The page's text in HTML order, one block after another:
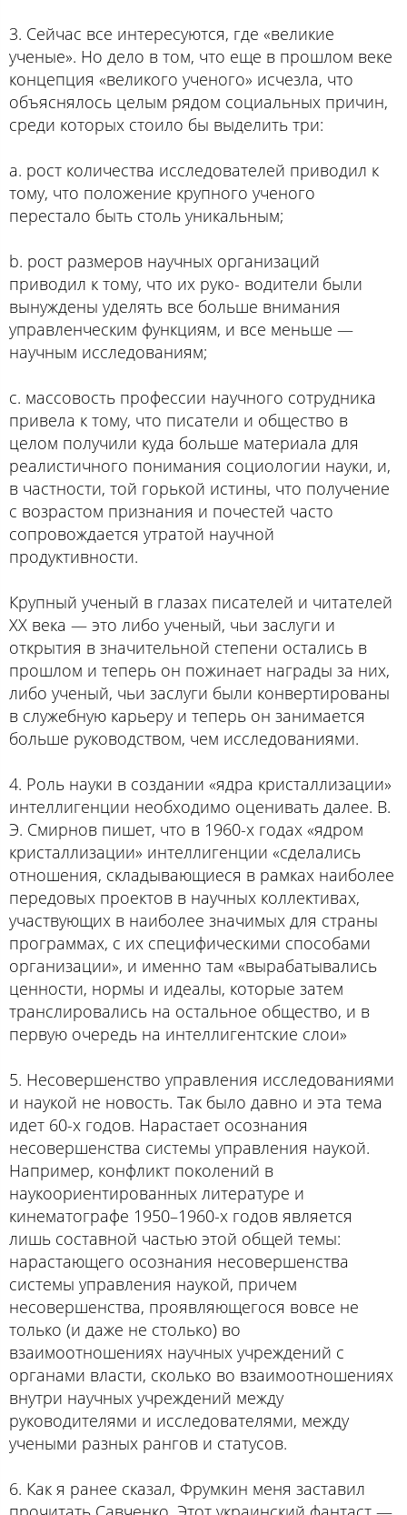
3. Сейчас все интересуются, где «великие
ученые». Но дело в том, что еще в прошлом веке
концепция «великого ученого» исчезла, что
объяснялось целым рядом социальных причин,
среди которых стоило бы выделить три:
a. рост количества исследователей приводил к
тому, что положение крупного ученого
перестало быть столь уникальным;
b. рост размеров научных организаций
приводил к тому, что их руко- водители были
вынуждены уделять все больше внимания
управленческим функциям, и все меньше —
научным исследованиям;
c. массовость профессии научного сотрудника
привела к тому, что писатели и общество в
целом получили куда больше материала для
реалистичного понимания социологии науки, и,
в частности, той горькой истины, что получение
с возрастом признания и почестей часто
сопровождается утратой научной
продуктивности.
Крупный ученый в глазах писателей и читателей
ХХ века — это либо ученый, чьи заслуги и
открытия в значительной степени остались в
прошлом и теперь он пожинает награды за них,
либо ученый, чьи заслуги были конвертированы
в служебную карьеру и теперь он занимается
больше руководством, чем исследованиями.
4. Роль науки в создании «ядра кристаллизации»
интеллигенции необходимо оценивать далее. В.
Э. Смирнов пишет, что в 1960-х годах «ядром
кристаллизации» интеллигенции «сделались
отношения, складывающиеся в рамках наиболее
передовых проектов в научных коллективах,
участвующих в наиболее значимых для страны
программах, с их специфическими способами
организации», и именно там «вырабатывались
ценности, нормы и идеалы, которые затем
транслировались на остальное общество, и в
первую очередь на интеллигентские слои»
5. Несовершенство управления исследованиями
и наукой не новость. Так было давно и эта тема
идет 60-х годов. Нарастает осознания
несовершенства системы управления наукой.
Например, конфликт поколений в
наукоориентированных литературе и
кинематографе 1950–1960-х годов является
лишь составной частью этой общей темы:
нарастающего осознания несовершенства
системы управления наукой, причем
несовершенства, проявляющегося вовсе не
только (и даже не столько) во
взаимоотношениях научных учреждений с
органами власти, сколько во взаимоотношениях
внутри научных учреждений между
руководителями и исследователями, между
учеными разных рангов и статусов.
6. Как я ранее сказал, Фрумкин меня заставил